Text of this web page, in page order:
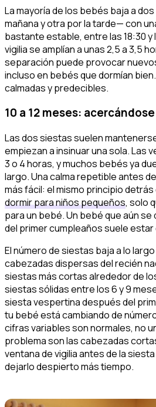
La mayoría de los bebés baja a
mañana y otra por la tarde— con
bastante estable, entre las 18:30 y
vigilia se amplían a unas 2,5 a 3,5
separación puede provocar
incluso en bebés que dormían
calmadas y predecibles.
10 a 12 meses:
Las dos siestas suelen
empiezan a insinuar una sola. Las
3 o 4 horas, y muchos bebés ya
largo. Una calma repetible antes
más fácil: el mismo principio detrás
dormir para niños pequeños, solo
para un bebé. Un bebé que aún
del primer cumpleaños suele estar
El número de siestas baja a lo
cabezadas dispersas del recién
siestas más cortas alrededor de
siestas sólidas entre los 6 y 9
siesta vespertina después del
tu bebé está cambiando de
cifras variables son normales, no
problema son las cabezadas
ventana de vigilia antes de la
dejarlo despierto más tiempo.